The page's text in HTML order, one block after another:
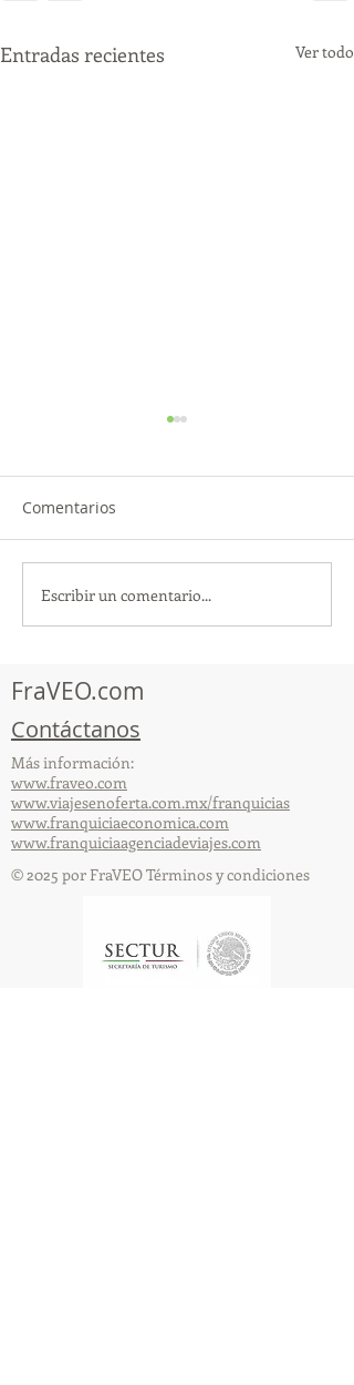
Entradas recientes Ver todo
TourTravelynByFraveo
participó en la
Comentarios
Escribir un comentario...
FraVEO.com
Contáctanos
Más información:
www.fraveo.com
www.viajesenoferta.com.mx/franquicias
www.franquiciaeconomica.com
www.franquiciaagenciadeviajes.com
© 2025 por FraVEO Términos y condiciones